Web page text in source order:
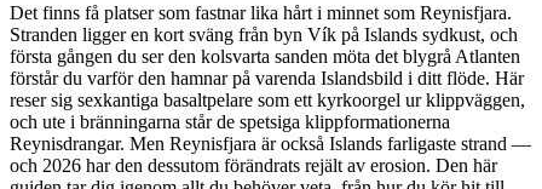
Det finns få platser som fastnar lika hårt i minnet som Reynisfjara.
Stranden ligger en kort sväng från byn Vík på Islands sydkust, och
första gången du ser den kolsvarta sanden möta det blygrå Atlanten
förstår du varför den hamnar på varenda Islandsbild i ditt flöde. Här
reser sig sexkantiga basaltpelare som ett kyrkoorgel ur klippväggen,
och ute i bränningarna står de spetsiga klippformationerna
Reynisdrangar. Men Reynisfjara är också Islands farligaste strand —
och 2026 har den dessutom förändrats rejält av erosion. Den här